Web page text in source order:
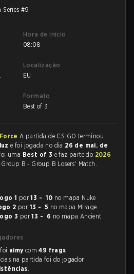
#9
Hora de início
08:08
Localização
EU
Formato
Best of 3
A partida de CS:GO terminou
e foi jogada no dia 26 de mai. de
uma Best of 3 e faz parte do 2026
Group B - Group B Losers' Match.
1 por13 - 10 no mapa Nuke
2 por 13 - 5 no mapa Mirage
3 por13 - 6 no mapa Ancient
aimy com49 frags.
na partida foi do jogador
.